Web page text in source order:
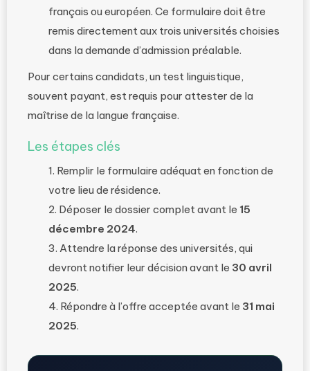
français ou européen. Ce formulaire doit être
remis directement aux trois universités choisies
dans la demande d’admission préalable.
Pour certains candidats, un test linguistique,
souvent payant, est requis pour attester de la
maîtrise de la langue française.
Les étapes clés
Remplir le formulaire adéquat en fonction de
votre lieu de résidence.
Déposer le dossier complet avant le 15
décembre 2024.
Attendre la réponse des universités, qui
devront notifier leur décision avant le 30 avril
2025.
Répondre à l’offre acceptée avant le 31 mai
2025.